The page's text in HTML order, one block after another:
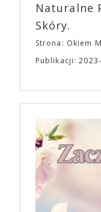
Naturalne
Skóry.
Strona: Okiem
Publikacji: